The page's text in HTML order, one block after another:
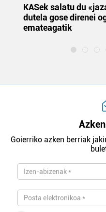
KASek salatu du
dutela gose direnei
emateagatik
Goierriko azken berriak